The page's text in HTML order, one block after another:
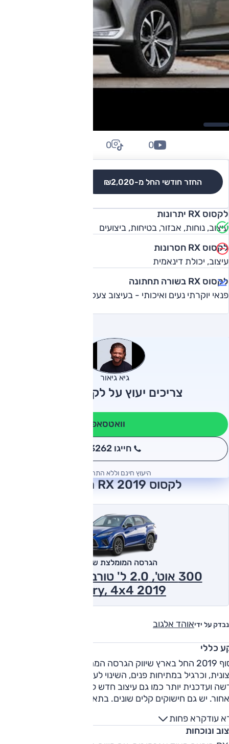
החזר חודשי החל מ-₪2,020
0
0
לקסוס RX יתרונות
עיצוב, נוחות, אבזור, בטיחות, ביצועים
לקסוס RX חסרונות
עיצוב, יכולת דינאמית
לקסוס RX בשורה תחתונה
פנאי יוקרתי נעים ואיכותי - בעיצוב צעקני (אולי מידי)
גיא גיאור
צריכים יעוץ על לקסוס RX?
וואטסאפ
חייגו 3262
היעוץ חינם וללא התחייבות
לקסוס RX 2019 חוות דעת
נבדק על ידיאוהד אלגוב
הגרסה המומלצת של אוטו
Luxury, 4x4 2019
כללי
וכרגיל במתיחות פנים, השינוי לעיצוב מינורי וכולל סבכה
ועדכנית יותר כמו גם עיצוב חדש לתאורת הלד מלפנים
ומאחור. יש גם חישוקים קלים שונים. בתא הנוסעים תמצאו מערכת
גם על חיזוקים למרכב ושינויים לכיול המתלים לטובת
עודקרא פחות
ונוכחות